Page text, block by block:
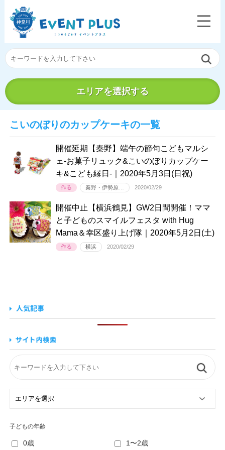
エリアを選択する
こいのぼりのカップケーキの一覧
開催延期【秦野】端午の節句こどもマルシ
ェ-お菓子リュック&こいのぼりカップケー
キ&こども縁日-｜2020年5月3日(日祝)
作る 秦野・伊勢原… 2020/02/29
開催中止【横浜鶴見】GW2日間開催！ママ
と子どものスマイルフェスタ with Hug
Mama＆幸区盛り上げ隊｜2020年5月2日(土)
作る 横浜 2020/02/29
子どもの年齢
0歳 1〜2歳